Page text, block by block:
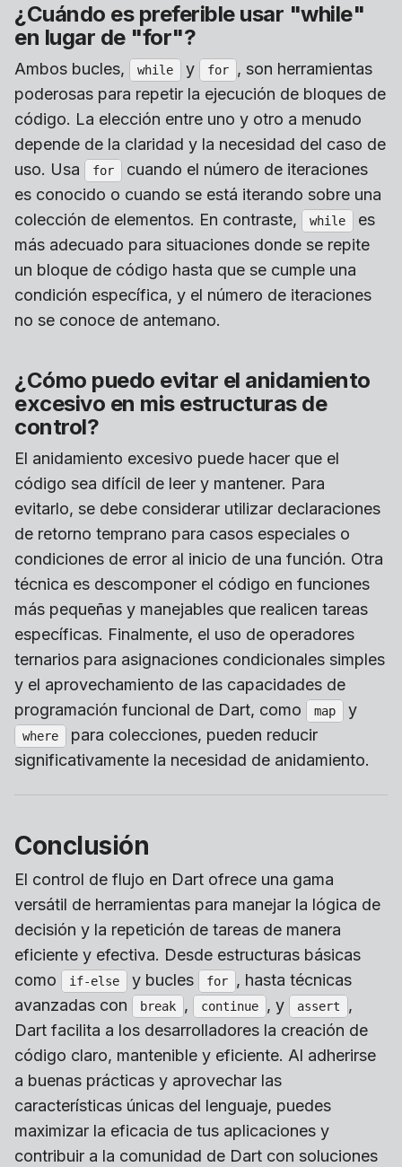
¿Cuándo es preferible usar "while"
en lugar de "for"?
Ambos bucles, while y for
, son herramientas
poderosas para repetir la ejecución de bloques de
código. La elección entre uno y otro a menudo
depende de la claridad y la necesidad del caso de
uso. Usa
for
cuando el número de iteraciones
es conocido o cuando se está iterando sobre una
colección de elementos. En contraste,
while
es
más adecuado para situaciones donde se repite
un bloque de código hasta que se cumple una
condición específica, y el número de iteraciones
no se conoce de antemano.
¿Cómo puedo evitar el anidamiento
excesivo en mis estructuras de
control?
El anidamiento excesivo puede hacer que el
código sea difícil de leer y mantener. Para
evitarlo, se debe considerar utilizar declaraciones
de retorno temprano para casos especiales o
condiciones de error al inicio de una función. Otra
técnica es descomponer el código en funciones
más pequeñas y manejables que realicen tareas
específicas. Finalmente, el uso de operadores
ternarios para asignaciones condicionales simples
y el aprovechamiento de las capacidades de
programación funcional de Dart, como
map y
where
para colecciones, pueden reducir
significativamente la necesidad de anidamiento.
Conclusión
El control de flujo en Dart ofrece una gama
versátil de herramientas para manejar la lógica de
decisión y la repetición de tareas de manera
eficiente y efectiva. Desde estructuras básicas
como
if-else y bucles for
, hasta técnicas
avanzadas con
break , continue , y assert
,
Dart facilita a los desarrolladores la creación de
código claro, mantenible y eficiente. Al adherirse
a buenas prácticas y aprovechar las
características únicas del lenguaje, puedes
maximizar la eficacia de tus aplicaciones y
contribuir a la comunidad de Dart con soluciones